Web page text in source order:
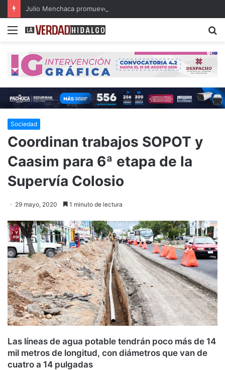
Menu
Sociedad
Coordinan trabajos SOPOT y
Caasim para 6ª etapa de la
Supervía Colosio
29 mayo, 2020 1 minuto de lectura
Las líneas de agua potable tendrán poco más de 14
mil metros de longitud, con diámetros que van de
cuatro a 14 pulgadas